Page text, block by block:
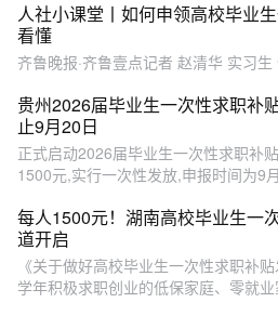
人社小课堂丨如何申领高校毕业
看懂
齐鲁晚报·齐鲁壹点记者 赵清华 实习
贵州2026届毕业生一次性求职补
止9月20日
正式启动2026届毕业生一次性求职补
1500元,实行一次性发放,申报时间为9
每人1500元！湖南高校毕业生一
道开启
《关于做好高校毕业生一次性求职补
学年积极求职创业的低保家庭、零就